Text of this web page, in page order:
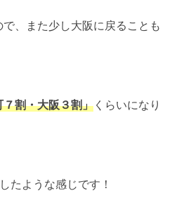
、また少し大阪に戻ることも
７割・大阪３割」 くらいになり
たような感じです！